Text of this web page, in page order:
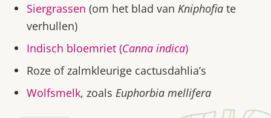
Siergrassen (om het blad van Kniphofia te
verhullen)
Indisch bloemriet (Canna indica)
Roze of zalmkleurige cactusdahlia’s
Wolfsmelk, zoals Euphorbia mellifera